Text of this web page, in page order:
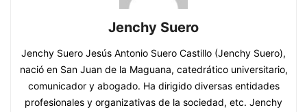
Jenchy Suero
Jenchy Suero Jesús Antonio Suero Castillo (Jenchy Suero),
nació en San Juan de la Maguana, catedrático universitario,
comunicador y abogado. Ha dirigido diversas entidades
profesionales y organizativas de la sociedad, etc. Jenchy